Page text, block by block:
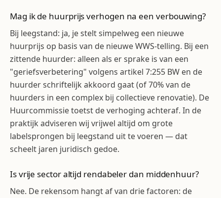
Mag ik de huurprijs verhogen na een verbouwing?
Bij leegstand: ja, je stelt simpelweg een nieuwe
huurprijs op basis van de nieuwe WWS-telling. Bij een
zittende huurder: alleen als er sprake is van een
"geriefsverbetering" volgens artikel 7:255 BW en de
huurder schriftelijk akkoord gaat (of 70% van de
huurders in een complex bij collectieve renovatie). De
Huurcommissie toetst de verhoging achteraf. In de
praktijk adviseren wij vrijwel altijd om grote
labelsprongen bij leegstand uit te voeren — dat
scheelt jaren juridisch gedoe.
Is vrije sector altijd rendabeler dan middenhuur?
Nee. De rekensom hangt af van drie factoren: de